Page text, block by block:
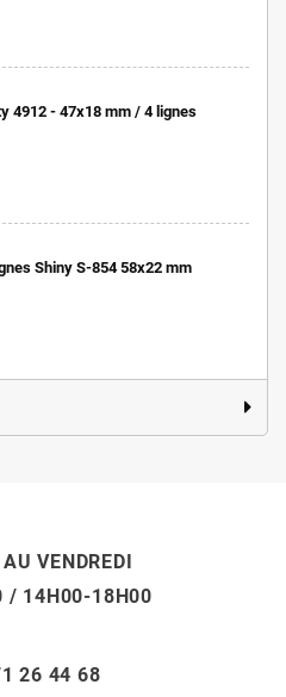
4912 - 47x18 mm / 4 lignes
Shiny S-854 58x22 mm
VENDREDI
/ 14H00-18H00
26 44 68